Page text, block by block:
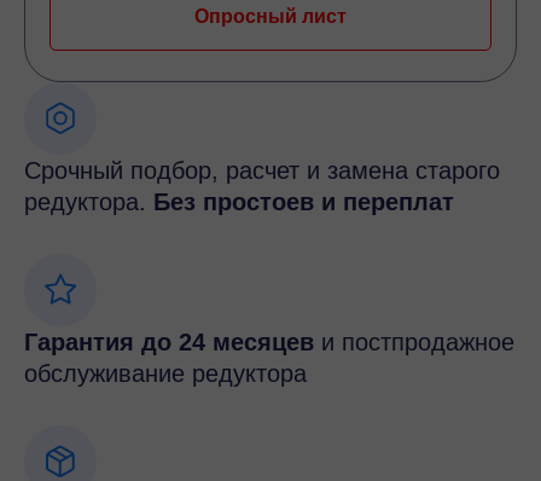
Опросный лист
Срочный подбор, расчет и замена старого
редуктора. Без простоев и переплат
Гарантия до 24 месяцев и постпродажное
обслуживание редуктора